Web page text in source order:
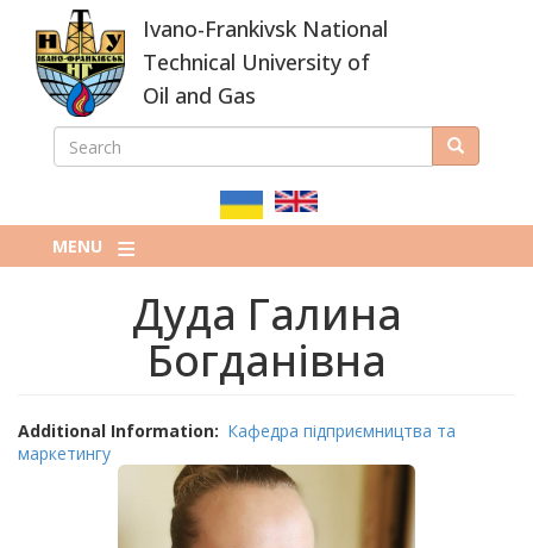
main
content
Ivano-Frankivsk National
Technical University of
Oil and Gas
ПОШУКОВА
SEARCH Search
MENU
Дуда Галина
Богданівна
Additional Information
Кафедра підприємництва та
маркетингу